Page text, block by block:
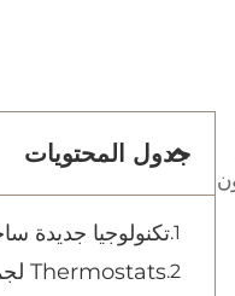
جدول المحتويات
تكنولوجيا جديدة
Thermostats لجميع أنواع الشركات